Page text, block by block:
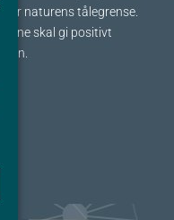
naturens tålegrense.
skal gi positivt